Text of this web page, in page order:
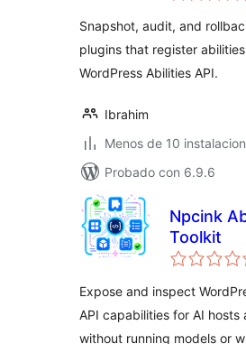
Snapshot, audit, and
plugins that register
WordPress Abilities API.
Ibrahim
Menos de 10
Probado con 6.9.6
Npcink
Toolkit
Expose and inspect
API capabilities for AI hosts
without running models or